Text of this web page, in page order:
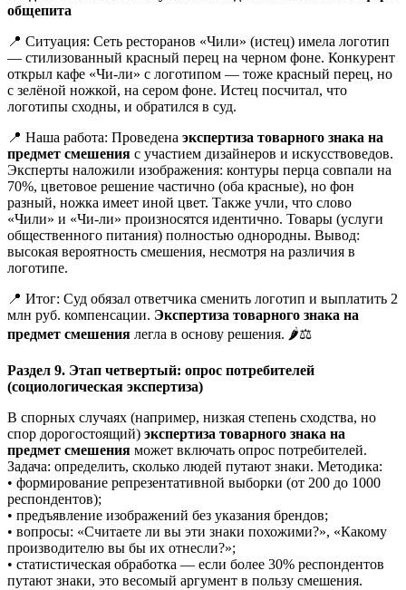
общепита
📍 Ситуация: Сеть ресторанов «Чили» (истец) имела логотип
— стилизованный красный перец на черном фоне. Конкурент
открыл кафе «Чи-ли» с логотипом — тоже красный перец, но
с зелёной ножкой, на сером фоне. Истец посчитал, что
логотипы сходны, и обратился в суд.
📍 Наша работа: Проведена экспертиза товарного знака на
предмет смешения с участием дизайнеров и искусствоведов.
Эксперты наложили изображения: контуры перца совпали на
70%, цветовое решение частично (оба красные), но фон
разный, ножка имеет иной цвет. Также учли, что слово
«Чили» и «Чи-ли» произносятся идентично. Товары (услуги
общественного питания) полностью однородны. Вывод:
высокая вероятность смешения, несмотря на различия в
логотипе.
📍 Итог: Суд обязал ответчика сменить логотип и выплатить 2
млн руб. компенсации. Экспертиза товарного знака на
предмет смешения легла в основу решения. 🌶️⚖️
Раздел 9. Этап четвертый: опрос потребителей
(социологическая экспертиза)
В спорных случаях (например, низкая степень сходства, но
спор дорогостоящий) экспертиза товарного знака на
предмет смешения может включать опрос потребителей.
Задача: определить, сколько людей путают знаки. Методика:
• формирование репрезентативной выборки (от 200 до 1000
респондентов);
• предъявление изображений без указания брендов;
• вопросы: «Считаете ли вы эти знаки похожими?», «Какому
производителю вы бы их отнесли?»;
• статистическая обработка — если более 30% респондентов
путают знаки, это весомый аргумент в пользу смешения.